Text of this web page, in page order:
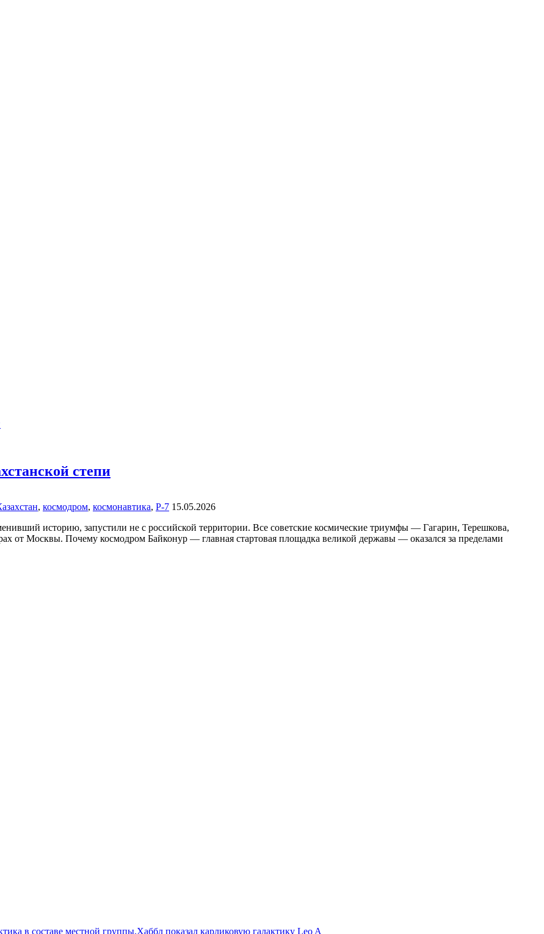
степи
, космодром, космонавтика, Р-7 15.05.2026
историю, запустили не с российской территории. Все советские космические триумфы — Гагарин, Терешкова,
от Москвы. Почему космодром Байконур — главная стартовая площадка великой державы — оказался за пределами
Хаббл показал карликовую галактику Leo A